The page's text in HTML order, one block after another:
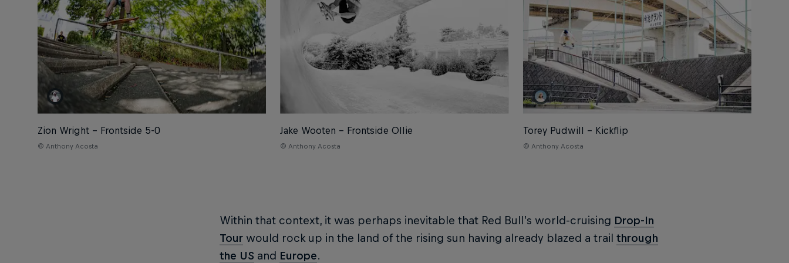
Zion Wright – Frontside 5-0
© Anthony Acosta
Jake Wooten – Frontside Ollie
© Anthony Acosta
Torey Pudwill – Kickflip
© Anthony Acosta
Within that context, it was perhaps inevitable that Red Bull’s world-cruising Drop-In
Tourwould rock up in the land of the rising sun having already blazed a trail through
the US and Europe.